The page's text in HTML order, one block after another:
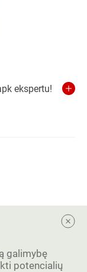
ekspertu!
galimybę
potencialių